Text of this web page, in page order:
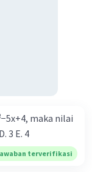
maka nilai
3 E. 4
terverifikasi